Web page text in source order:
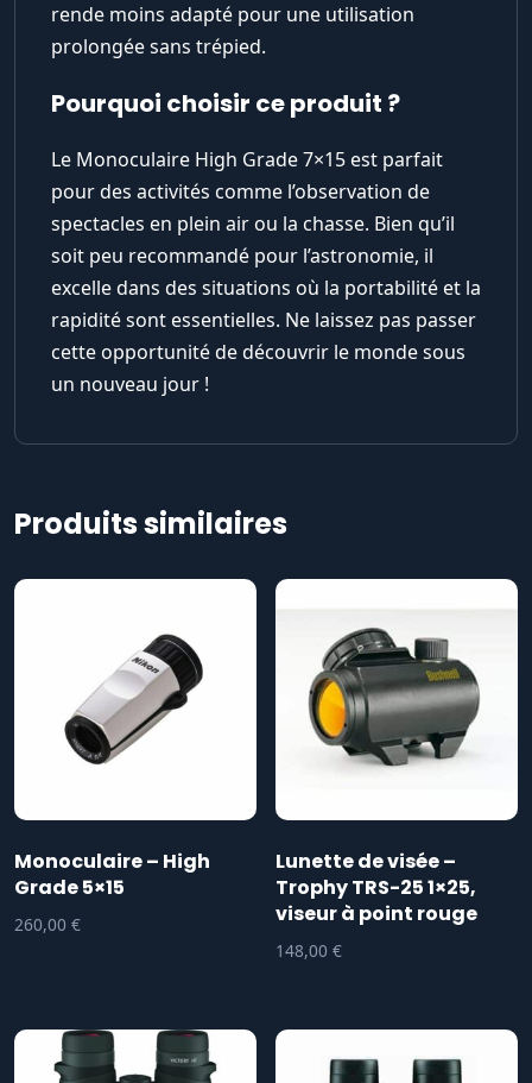
rende moins adapté pour une utilisation
prolongée sans trépied.
Pourquoi choisir ce produit ?
Le Monoculaire High Grade 7×15 est parfait
pour des activités comme l’observation de
spectacles en plein air ou la chasse. Bien qu’il
soit peu recommandé pour l’astronomie, il
excelle dans des situations où la portabilité et la
rapidité sont essentielles. Ne laissez pas passer
cette opportunité de découvrir le monde sous
un nouveau jour !
Produits similaires
Monoculaire – High
Grade 5×15
260,00 €
Lunette de visée –
Trophy TRS-25 1×25,
viseur à point rouge
148,00€